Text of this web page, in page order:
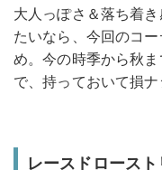
大人っぽさ＆落ち着
たいなら、今回のコ
め。今の時季から秋
で、持っておいて損ナ
レースドロース